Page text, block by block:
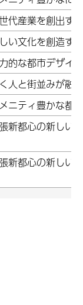
代産業を創出す
い文化を創造す
的な都市デザイ
人と街並みが融
ニティ豊かな都
新都心の新しい
新都心の新しい